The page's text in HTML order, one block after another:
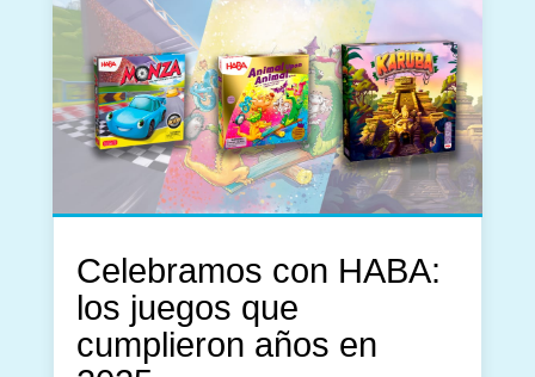
Celebramos con HABA:
los juegos que
cumplieron años en